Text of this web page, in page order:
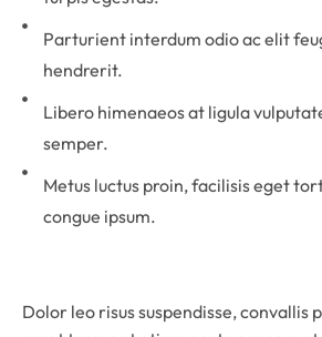
Parturient interdum odio ac elit
hendrerit.
Libero himenaeos at ligula
semper.
Metus luctus proin, facilisis eget
congue ipsum.
Dolor leo risus suspendisse, convallis